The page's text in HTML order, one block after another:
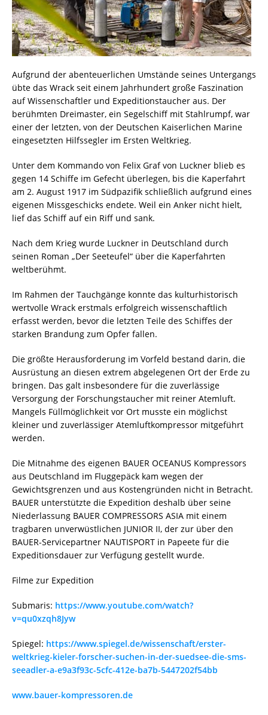
Aufgrund der abenteuerlichen Umstände seines Untergangs
übte das Wrack seit einem Jahrhundert große Faszination
auf Wissenschaftler und Expeditionstaucher aus. Der
berühmten Dreimaster, ein Segelschiff mit Stahlrumpf, war
einer der letzten, von der Deutschen Kaiserlichen Marine
eingesetzten Hilfssegler im Ersten Weltkrieg.
Unter dem Kommando von Felix Graf von Luckner blieb es
gegen 14 Schiffe im Gefecht überlegen, bis die Kaperfahrt
am 2. August 1917 im Südpazifik schließlich aufgrund eines
eigenen Missgeschicks endete. Weil ein Anker nicht hielt,
lief das Schiff auf ein Riff und sank.
Nach dem Krieg wurde Luckner in Deutschland durch
seinen Roman „Der Seeteufel“ über die Kaperfahrten
weltberühmt.
Im Rahmen der Tauchgänge konnte das kulturhistorisch
wertvolle Wrack erstmals erfolgreich wissenschaftlich
erfasst werden, bevor die letzten Teile des Schiffes der
starken Brandung zum Opfer fallen.
Die größte Herausforderung im Vorfeld bestand darin, die
Ausrüstung an diesen extrem abgelegenen Ort der Erde zu
bringen. Das galt insbesondere für die zuverlässige
Versorgung der Forschungstaucher mit reiner Atemluft.
Mangels Füllmöglichkeit vor Ort musste ein möglichst
kleiner und zuverlässiger Atemluftkompressor mitgeführt
werden.
Die Mitnahme des eigenen BAUER OCEANUS Kompressors
aus Deutschland im Fluggepäck kam wegen der
Gewichtsgrenzen und aus Kostengründen nicht in Betracht.
BAUER unterstützte die Expedition deshalb über seine
Niederlassung BAUER COMPRESSORS ASIA mit einem
tragbaren unverwüstlichen JUNIOR II, der zur über den
BAUER-Servicepartner NAUTISPORT in Papeete für die
Expeditionsdauer zur Verfügung gestellt wurde.
Filme zur Expedition
Submaris: https://www.youtube.com/watch?
v=qu0xzqh8Jyw
Spiegel: https://www.spiegel.de/wissenschaft/erster-
weltkrieg-kieler-forscher-suchen-in-der-suedsee-die-sms-
seeadler-a-e9a3f93c-5cfc-412e-ba7b-5447202f54bb
www.bauer-kompressoren.de